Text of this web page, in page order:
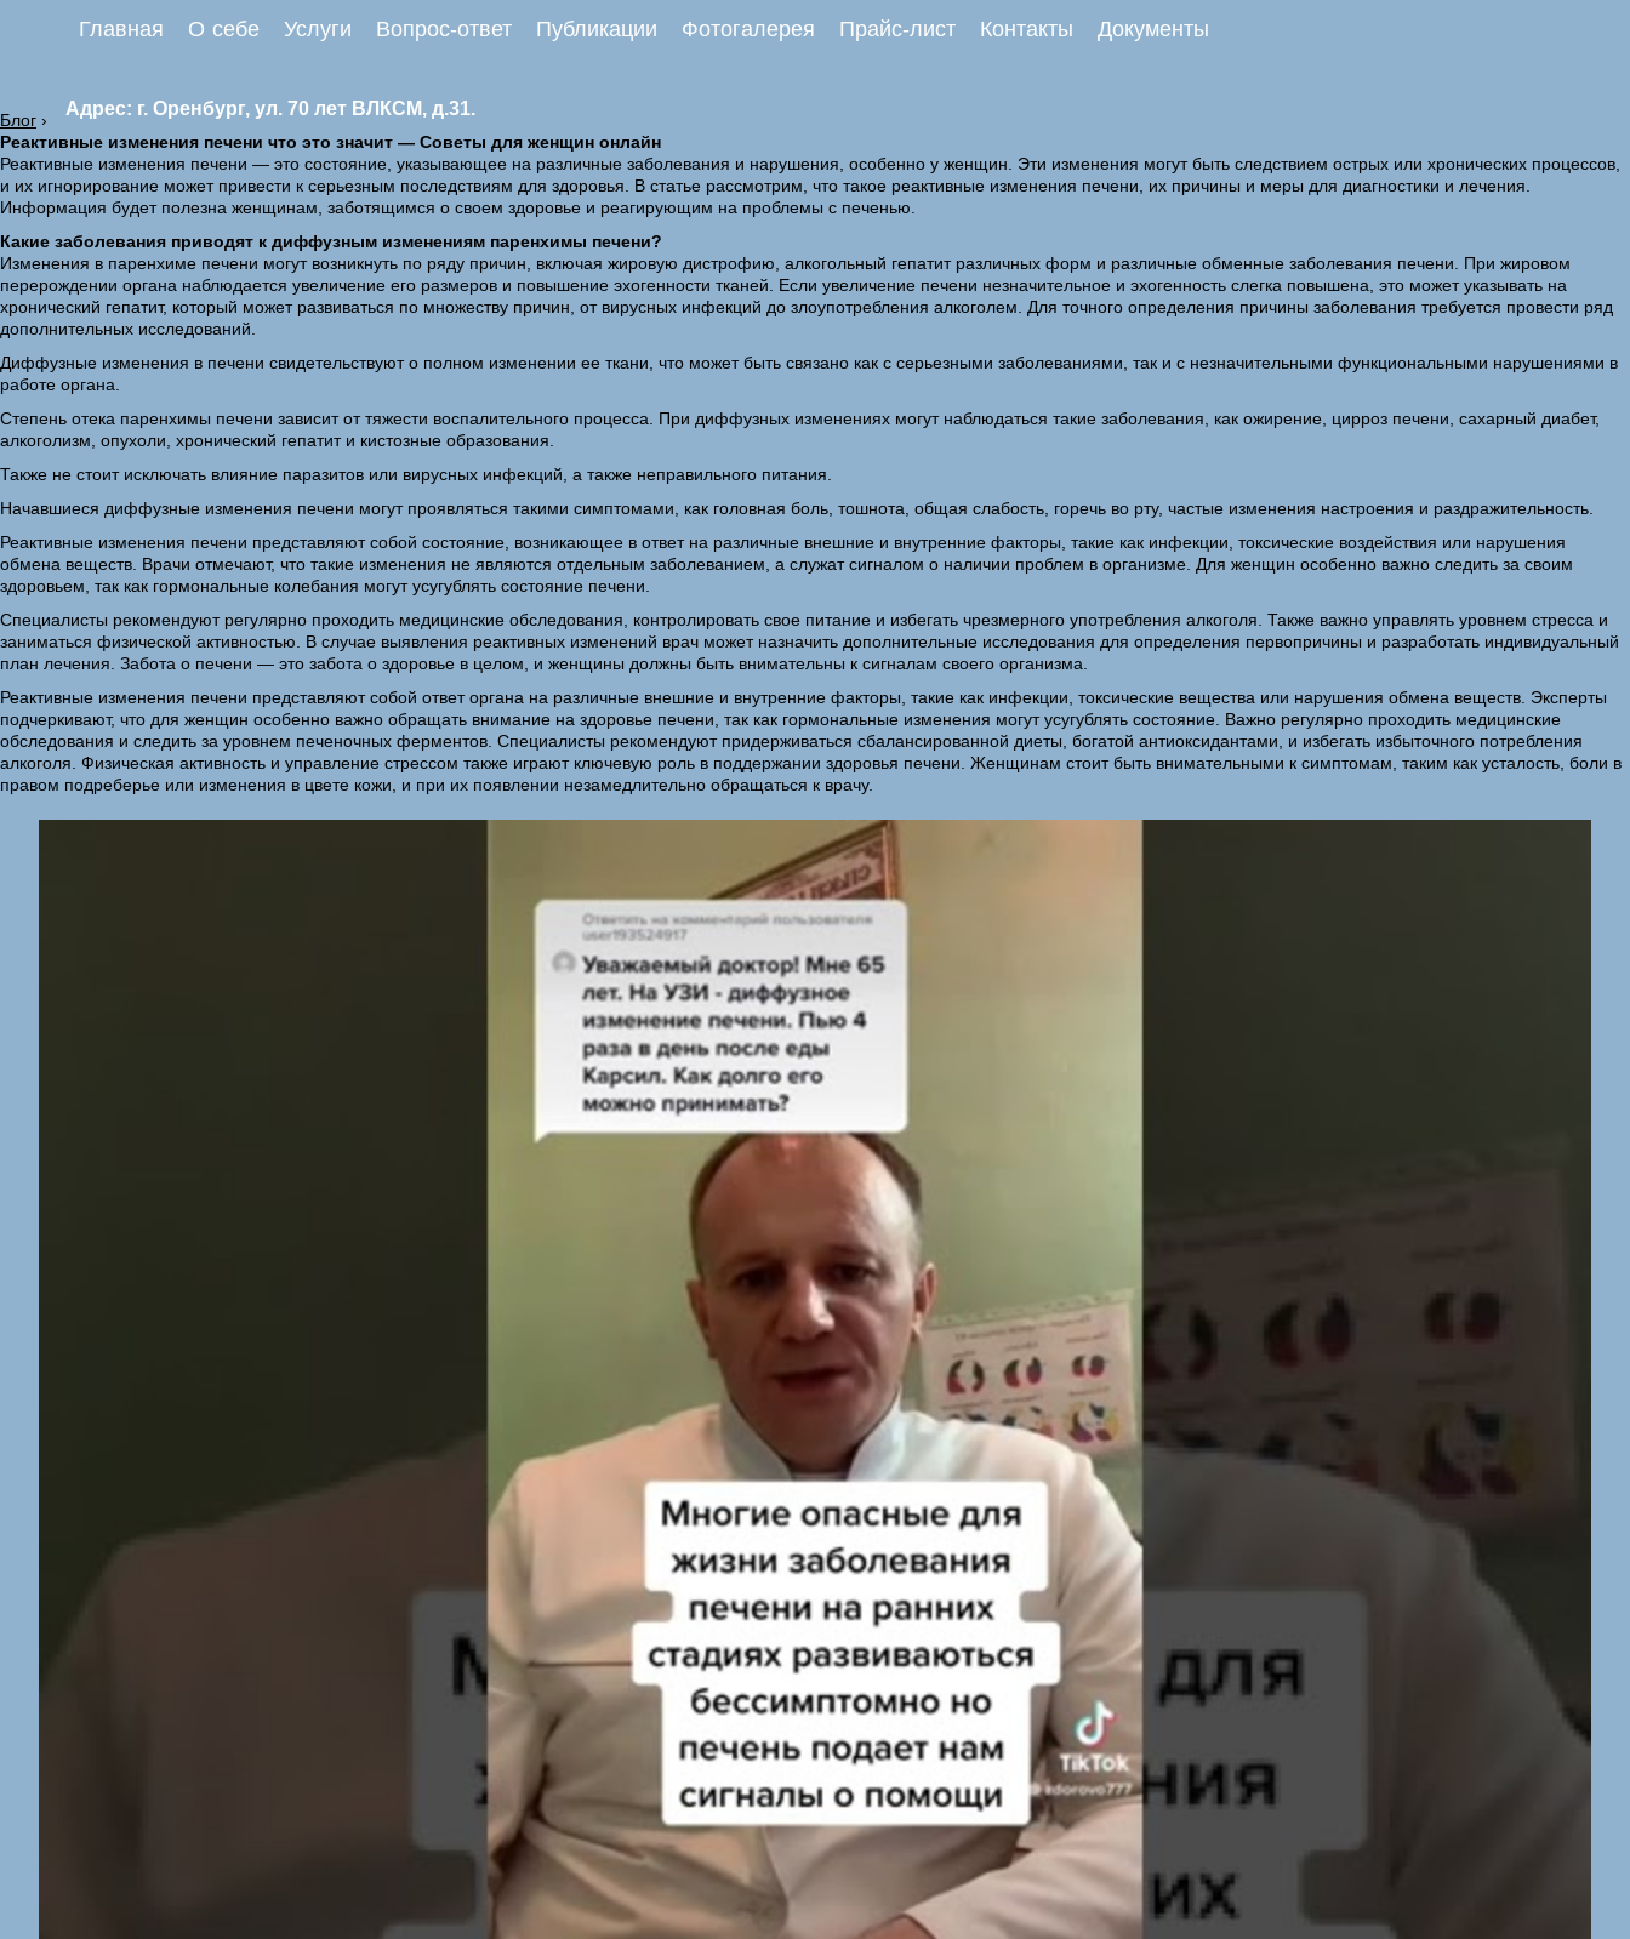
Главная О себе Услуги Вопрос-ответ Публикации Фотогалерея Прайс-лист Контакты Документы
Адрес: г. Оренбург, ул. 70 лет ВЛКСМ, д.31.
Блог ›
Реактивные изменения печени что это значит — Советы для женщин онлайн
Реактивные изменения печени — это состояние, указывающее на различные заболевания и нарушения, особенно у женщин. Эти изменения могут быть следствием острых или хронических процессов,
и их игнорирование может привести к серьезным последствиям для здоровья. В статье рассмотрим, что такое реактивные изменения печени, их причины и меры для диагностики и лечения.
Информация будет полезна женщинам, заботящимся о своем здоровье и реагирующим на проблемы с печенью.
Какие заболевания приводят к диффузным изменениям паренхимы печени?
Изменения в паренхиме печени могут возникнуть по ряду причин, включая жировую дистрофию, алкогольный гепатит различных форм и различные обменные заболевания печени. При жировом
перерождении органа наблюдается увеличение его размеров и повышение эхогенности тканей. Если увеличение печени незначительное и эхогенность слегка повышена, это может указывать на
хронический гепатит, который может развиваться по множеству причин, от вирусных инфекций до злоупотребления алкоголем. Для точного определения причины заболевания требуется провести ряд
дополнительных исследований.
Диффузные изменения в печени свидетельствуют о полном изменении ее ткани, что может быть связано как с серьезными заболеваниями, так и с незначительными функциональными нарушениями в
работе органа.
Степень отека паренхимы печени зависит от тяжести воспалительного процесса. При диффузных изменениях могут наблюдаться такие заболевания, как ожирение, цирроз печени, сахарный диабет,
алкоголизм, опухоли, хронический гепатит и кистозные образования.
Также не стоит исключать влияние паразитов или вирусных инфекций, а также неправильного питания.
Начавшиеся диффузные изменения печени могут проявляться такими симптомами, как головная боль, тошнота, общая слабость, горечь во рту, частые изменения настроения и раздражительность.
Реактивные изменения печени представляют собой состояние, возникающее в ответ на различные внешние и внутренние факторы, такие как инфекции, токсические воздействия или нарушения
обмена веществ. Врачи отмечают, что такие изменения не являются отдельным заболеванием, а служат сигналом о наличии проблем в организме. Для женщин особенно важно следить за своим
здоровьем, так как гормональные колебания могут усугублять состояние печени.
Специалисты рекомендуют регулярно проходить медицинские обследования, контролировать свое питание и избегать чрезмерного употребления алкоголя. Также важно управлять уровнем стресса и
заниматься физической активностью. В случае выявления реактивных изменений врач может назначить дополнительные исследования для определения первопричины и разработать индивидуальный
план лечения. Забота о печени — это забота о здоровье в целом, и женщины должны быть внимательны к сигналам своего организма.
Реактивные изменения печени представляют собой ответ органа на различные внешние и внутренние факторы, такие как инфекции, токсические вещества или нарушения обмена веществ. Эксперты
подчеркивают, что для женщин особенно важно обращать внимание на здоровье печени, так как гормональные изменения могут усугублять состояние. Важно регулярно проходить медицинские
обследования и следить за уровнем печеночных ферментов. Специалисты рекомендуют придерживаться сбалансированной диеты, богатой антиоксидантами, и избегать избыточного потребления
алкоголя. Физическая активность и управление стрессом также играют ключевую роль в поддержании здоровья печени. Женщинам стоит быть внимательными к симптомам, таким как усталость, боли в
правом подреберье или изменения в цвете кожи, и при их появлении незамедлительно обращаться к врачу.